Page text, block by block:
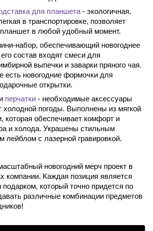
для планшета - экологичная,
в транспортировке, позволяет
планшет в любой удобный момент.
набор, обеспечивающий новогоднее
состав входят смеси для
выпечки и заварки пряного чая.
есть новогодние формочки для
открытки.
и перчатки - необходимые аксессуары
холодной погоды. Выполнены из мягкой
которая обеспечивает комфорт и
и холода. Украшены стильным
лейблом с лазерной гравировкой.
новогодний мерч проект в
компании. Каждая позиция является
который точно придется по
различные комбинации предметов